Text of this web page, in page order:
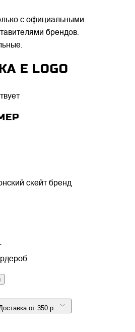
с официальными
брендов.
E LOGO
скейт бренд
от 350 р.